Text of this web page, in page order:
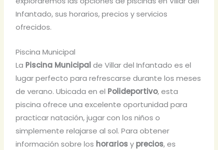
Infantado, sus horarios, precios y servicios
ofrecidos.
Piscina Municipal
La Piscina Municipalde Villar del Infantado es el
lugar perfecto para refrescarse durante los meses
de verano. Ubicada en el Polideportivo, esta
piscina ofrece una excelente oportunidad para
practicar natación, jugar con los niños o
simplemente relajarse al sol. Para obtener
información sobre los horariosy precios, es